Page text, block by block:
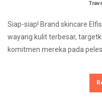
Siap-siap! Brand skincare
wayang kulit terbesar,
komitmen mereka pada